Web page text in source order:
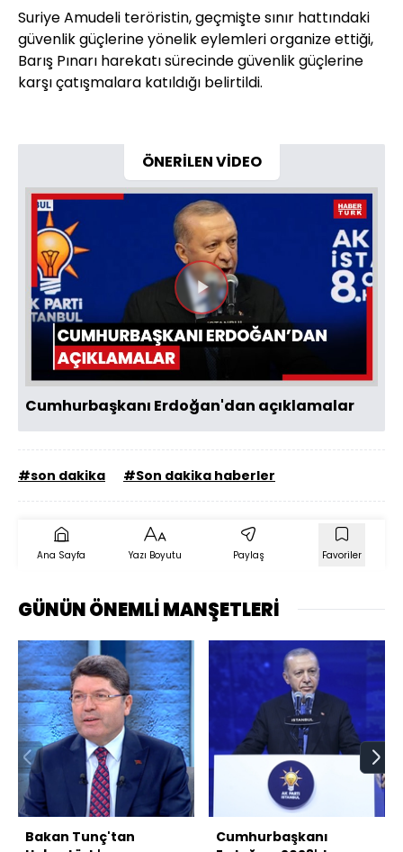
Suriye Amudeli teröristin, geçmişte sınır hattındaki
güvenlik güçlerine yönelik eylemleri organize ettiği,
Barış Pınarı harekatı sürecinde güvenlik güçlerine
karşı çatışmalara katıldığı belirtildi.
ÖNERİLEN VİDEO
Videoyu
Oynat
Cumhurbaşkanı Erdoğan'dan açıklamalar
#son dakika #Son dakika haberler
Ana Sayfa Yazı Boyutu Paylaş Favoriler
GÜNÜN ÖNEMLİ MANŞETLERİ
Bakan Tunç'tan
Cumhurbaşkanı